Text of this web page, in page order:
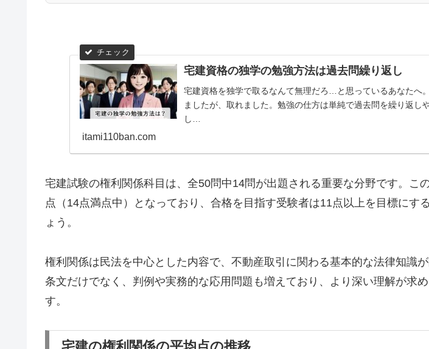
宅建資格の独学の勉強方法は過去問繰り返し
宅建資格を独学で取るなんて無理だろ…と思っているあなたへ
ましたが、取れました。勉強の仕方は単純で過去問を繰り返し
し…
itami110ban.com
宅建試験の権利関係科目は、全50問中14問が出題される重要な分野です。こ
点（14点満点中）となっており、合格を目指す受験者は11点以上を目標にす
ょう。
権利関係は民法を中心とした内容で、不動産取引に関わる基本的な法律知識
条文だけでなく、判例や実務的な応用問題も増えており、より深い理解が求
す。